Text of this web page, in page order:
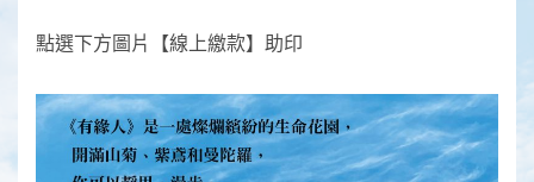
點選下方圖片【線上繳款】助印